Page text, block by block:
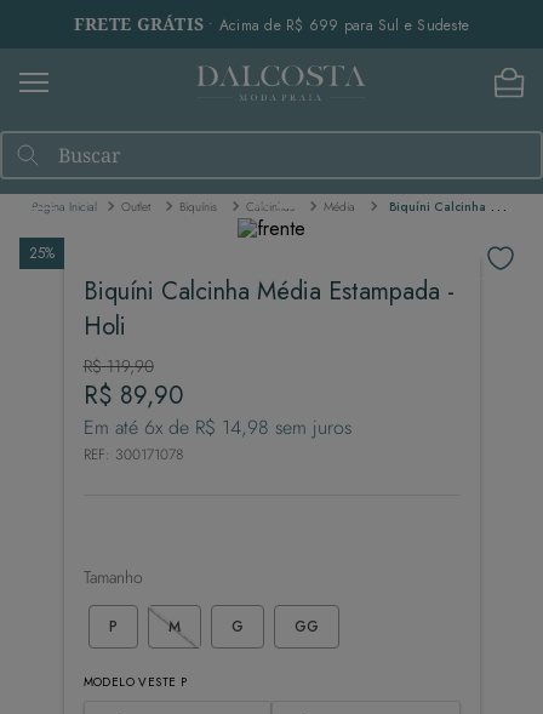
FRETE GRÁTIS • Acima de R$ 699 para Sul e Sudeste
Buscar
Outlet Biquínis Calcinhas Média Biquíni Calcinha Média Estampada - Holi
25%
Biquíni Calcinha Média Estampada -
Holi
R$ 119,90
R$ 89,90
Em até 6x de R$ 14,98 sem juros
REF: 300171078
Tamanho
P M G GG
MODELO VESTE P